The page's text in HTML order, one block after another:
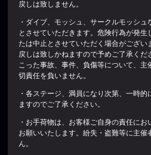
戻しは致しません。
・ダイブ、モッシュ、サークルモッシ
とさせていただきます。危険行為が発生
たは中止とさせていただく場合がござ
戻しは致しかねますので予めご了承くだ
こった事故、事件、負傷等について、
切責任を負いません。
・各ステージ、満員になり次第、一時
ますのでご了承ください。
・お手荷物は、お客様ご自身の責任に
お願いいたします。紛失・盗難等に主
ん。